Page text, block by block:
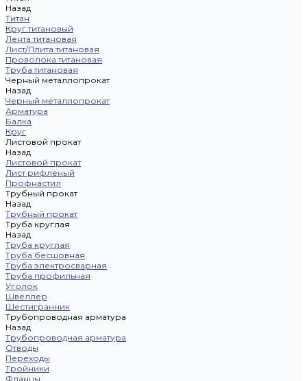
Назад
Титан
Круг титановый
Лента титановая
Лист/Плита титановая
Проволока титановая
Труба титановая
Черный металлопрокат
Назад
Черный металлопрокат
Арматура
Балка
Круг
Листовой прокат
Назад
Листовой прокат
Лист рифленый
Профнастил
Трубный прокат
Назад
Трубный прокат
Труба круглая
Назад
Труба круглая
Труба бесшовная
Труба электросварная
Труба профильная
Уголок
Швеллер
Шестигранник
Трубопроводная арматура
Назад
Трубопроводная арматура
Отводы
Переходы
Тройники
Фланцы